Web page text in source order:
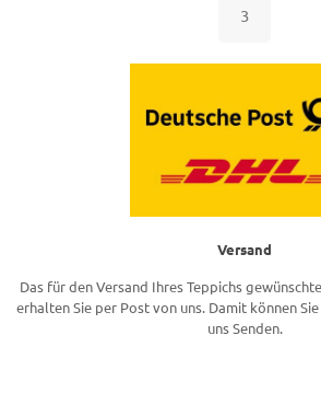
3
Versand
Das für den Versand Ihres Teppichs gewünschte
erhalten Sie per Post von uns. Damit können
uns Senden.